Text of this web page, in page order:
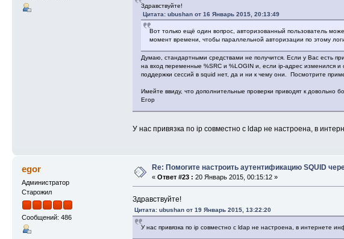
Здравствуйте!
Цитата: ubushan от 16 Январь 2015, 20:13:49
Вот только ещё один вопрос, авторизованный пользователь
момент времени, чтобы параллельной авторизации по этому
Думаю, стандартными средствами не получится. Если у Вас есть
на вход переменные %SRC и %LOGIN и, если ip-адрес изменился
поддержки сессий в squid нет, да и ни к чему они. Посмотрите
Имейте ввиду, что дополнительные проверки приводят к
Егор
У нас привязка по ip совместно с ldap не настроена, в
egor
Администратор
Старожил
Сообщений: 486
Re: Помогите настроить аутентификацию SQUID
« Ответ #23 : 20 Январь 2015, 00:15:12 »
Здравствуйте!
Цитата: ubushan от 19 Январь 2015, 13:22:20
У нас привязка по ip совместно с ldap не настроена, в интернете